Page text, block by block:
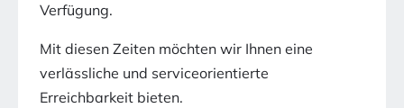
Verfügung.
Mit diesen Zeiten möchten wir Ihnen eine
verlässliche und serviceorientierte
Erreichbarkeit bieten.